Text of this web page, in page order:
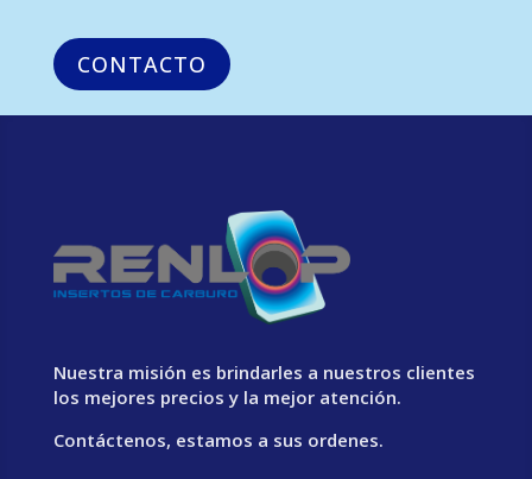
CONTACTO
Nuestra misión es brindarles a nuestros clientes
los mejores precios y la mejor atención.
Contáctenos, estamos a sus ordenes.